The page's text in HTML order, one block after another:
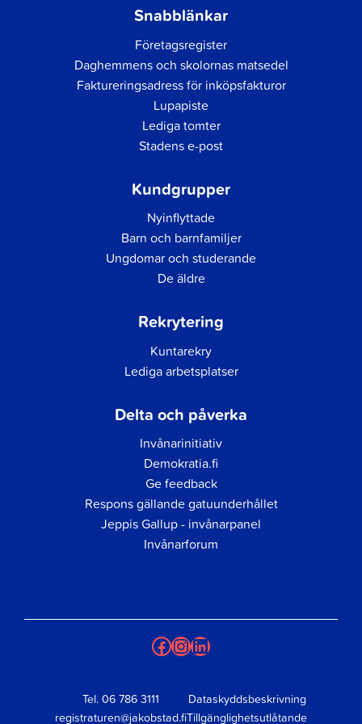
Snabblänkar
Företagsregister
Daghemmens och skolornas matsedel
Faktureringsadress för inköpsfakturor
Lupapiste
Lediga tomter
Stadens e-post
Kundgrupper
Nyinflyttade
Barn och barnfamiljer
Ungdomar och studerande
De äldre
Rekrytering
Kuntarekry
Lediga arbetsplatser
Delta och påverka
Invånarinitiativ
Demokratia.fi
Ge feedback
Respons gällande gatuunderhållet
Jeppis Gallup - invånarpanel
Invånarforum
Facebook
Instagram
LinkedIn
Tel. 06 786 3111
registraturen@jakobstad.fi
Dataskyddsbeskrivning
Tillgänglighetsutlåtande